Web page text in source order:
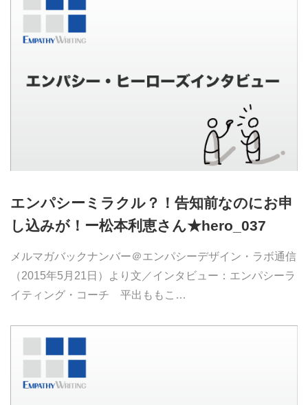
エンパシーミラクル？！告知前なのにお申
し込みが！ー松本利恵さん★hero_037
メルマガバックナンバー＠エンパシーデザイン・ラボ通信
（2015年5月21日）より文／インタビュー：エンパシーラ
イティング・コーチ 平出ももこ…